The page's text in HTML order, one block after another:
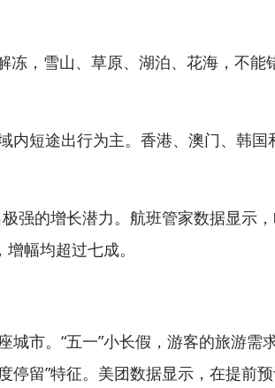
，雪山、草原、湖泊、花海，不能
短途出行为主。香港、澳门、韩国
强的增长潜力。航班管家数据显示
幅均超过七成。
市。“五一”小长假，游客的旅游需
停留”特征。美团数据显示，在提前